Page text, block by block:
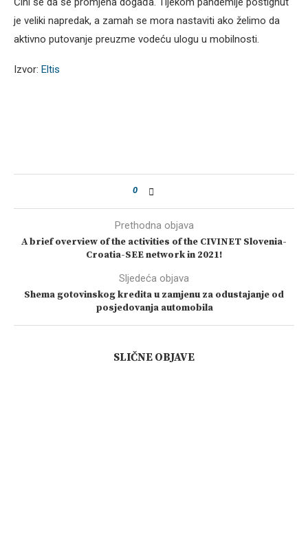
je veliki napredak, a zamah se mora nastaviti ako želimo da
aktivno putovanje preuzme vodeću ulogu u mobilnosti.
Izvor: Eltis
0
Prethodna objava
A brief overview of the activities of the CIVINET Slovenia-
Croatia-SEE network in 2021!
Sljedeća objava
Shema gotovinskog kredita u zamjenu za odustajanje od
posjedovanja automobila
SLIČNE OBJAVE